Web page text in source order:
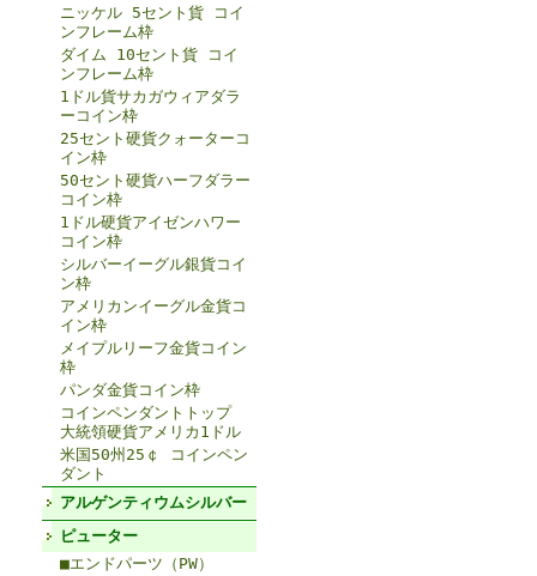
ニッケル 5セント貨 コイ
ンフレーム枠
ダイム 10セント貨 コイ
ンフレーム枠
1ドル貨サカガウィアダラ
ーコイン枠
25セント硬貨クォーターコ
イン枠
50セント硬貨ハーフダラー
コイン枠
1ドル硬貨アイゼンハワー
コイン枠
シルバーイーグル銀貨コイ
ン枠
アメリカンイーグル金貨コ
イン枠
メイプルリーフ金貨コイン
枠
パンダ金貨コイン枠
コインペンダントトップ
大統領硬貨アメリカ1ドル
米国50州25￠ コインペン
ダント
アルゲンティウムシルバー
ピューター
■エンドパーツ（PW）